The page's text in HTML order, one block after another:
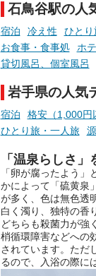
お風呂でリラック
らこそ向き合える
の本音。
りの温まった心の
たら素敵ですよね。
ニフティ温泉の「
は、そんなあなた
きをプロの占い師
とができるサービ
おふろパス会員様
別なひとときを「
石鳥谷駅の人
宿泊 冷え性 ひと
お食事・食事処
ホ
貸切風呂、個室風呂
岩手県の人気
宿泊 格安（1,000円
ひとり旅・一人旅
「温泉らしさ
「卵が腐ったよう
かによって「硫黄泉
が多く、色は無色透
白く濁り、独特の香
どちらも殺菌力が強
梢循環障害などへの
されています。ただ
るので、入浴の際に